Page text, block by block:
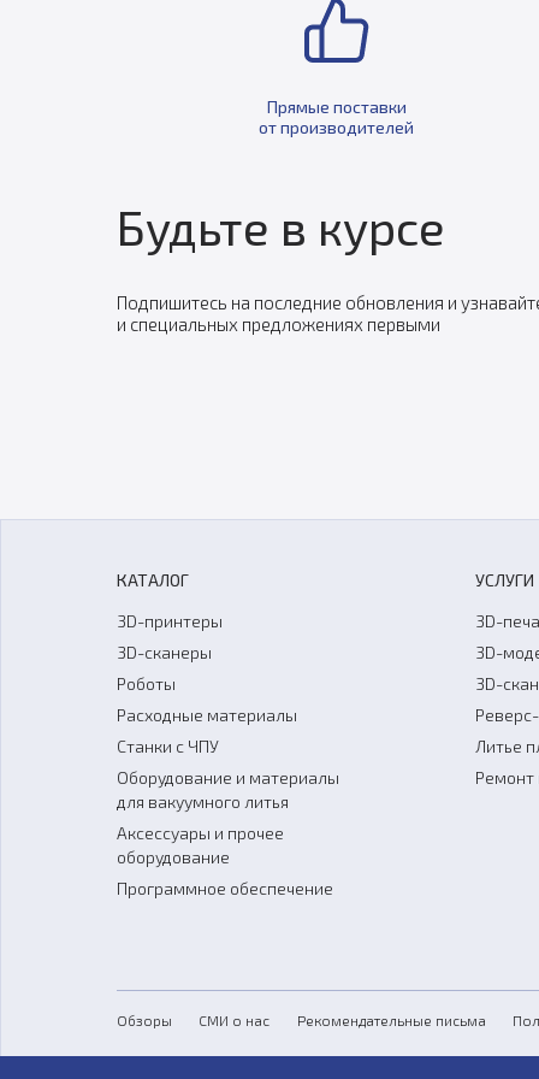
Прямые поставки
от производителей
Будьте в курсе
Подпишитесь на последние обновления и
и специальных предложениях первыми
КАТАЛОГ
3D-принтеры
3D-сканеры
Роботы
Расходные материалы
Станки с ЧПУ
Оборудование и материалы
для вакуумного литья
Аксессуары и прочее
оборудование
Программное обеспечение
УСЛУГИ
3D-
3D-
3D-
Литье
Ремонт
Обзоры СМИ о нас Рекомендательные письма